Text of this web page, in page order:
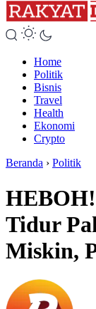
Home
Politik
Bisnis
Travel
Health
Ekonomi
Crypto
Beranda › Politik
Tidur
Miskin,